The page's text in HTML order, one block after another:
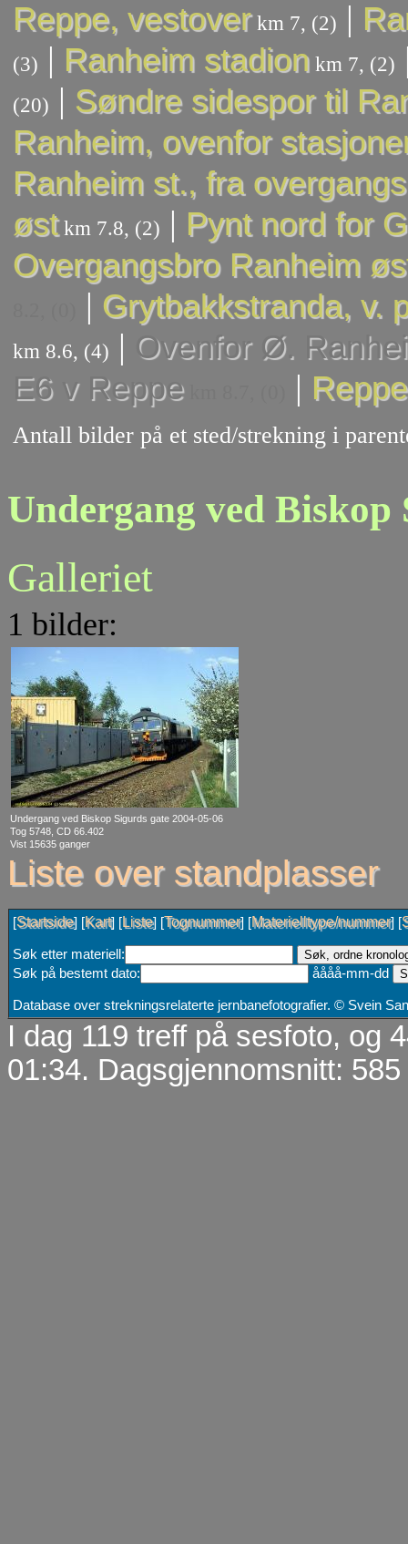
Reppe, vestoverkm 7, (2) |
(3) | Ranheim stadion km 7, (2)
(20) | Søndre sidespor til
Ranheim, ovenfor
Ranheim st., fra
østkm 7.8, (2) | Pynt nord for
Overgangsbro Ranheim
| Grytbakkstranda, v.
km 8.6, (4) | Ovenfor Ø.
E6 v Reppekm 8.7, (0) |
Antall bilder på et sted/strekning i
Undergang ved Biskop
Galleriet
1 bilder:
Undergang ved Biskop Sigurds gate 2004-05-06
Tog 5748, CD 66.402
Vist 15635 ganger
Liste over standplasser
[Startside] [Kart] [Liste] [Tognummer] [Materielltype/nummer] [
Søk etter materiell:
Søk på bestemt dato:
åååå-mm-dd
Database over strekningsrelaterte jernbanefotografier. © Svein
I dag 119 treff på sesfoto, og
01:34. Dagsgjennomsnitt: 585